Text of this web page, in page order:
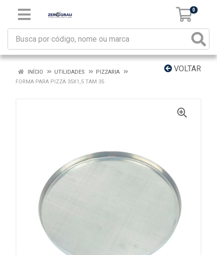
0
VOLTAR
INÍCIO UTILIDADES
PIZZARIA
FORMA PARA PIZZA 35X1,5 TAM 35